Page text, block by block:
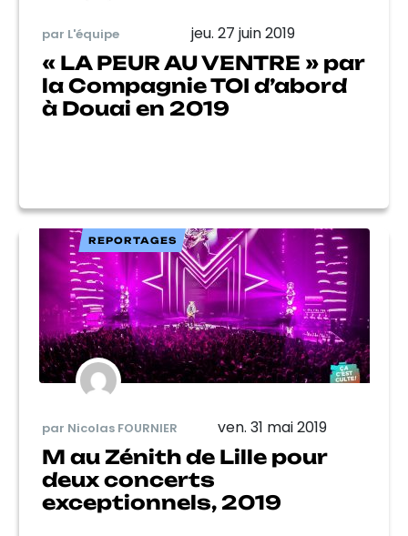
par L'équipe jeu. 27 juin 2019
« LA PEUR AU VENTRE » par
la Compagnie TOI d’abord
à Douai en 2019
REPORTAGES
par Nicolas FOURNIER ven. 31 mai 2019
M au Zénith de Lille pour
deux concerts
exceptionnels, 2019